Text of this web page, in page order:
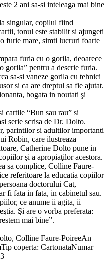
2 ani sa-si inteleaga mai bine
singular, copilul fiind
tonul este stabilit si ajungeti
furie mare, simti lucruri foarte
furia cu o gorila, deoarece
gorila” pentru a descrie furia.
sa-si vaneze gorila cu tehnici
si ca are dreptul sa fie ajutat.
bogata in noutati şi
cartile “Bun sau rau” si
serie scrisa de Dr. Dolto.
parintilor si adultilor importanti
Robin, care ilustreaza
Catherine Dolto pune in
şi a apropiaţilor acestora.
sa complice, Colline Faure-
referitoare la educatia copiilor
doctorului Cat,
fi fata in fata, in cabinetul sau.
ce anume ii agita, ii
Şi are o vorba preferata:
mai bine”.
Colline Faure-PoireeAn
coperta: CartonataNumar